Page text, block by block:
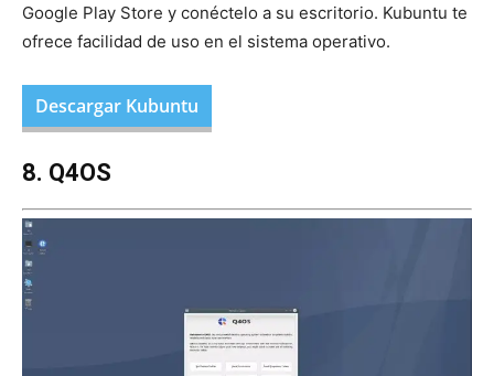
Google Play Store y conéctelo a su escritorio. Kubuntu te
ofrece facilidad de uso en el sistema operativo.
Descargar Kubuntu
8. Q4OS